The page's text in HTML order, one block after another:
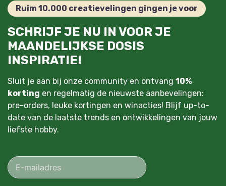
Ruim 10.000 creatievelingen gingen je voor
SCHRIJF JE NU IN VOOR JE
MAANDELIJKSE DOSIS
INSPIRATIE!
Sluit je aan bij onze community en ontvang 10%
korting en regelmatig de nieuwste aanbevelingen:
pre-orders, leuke kortingen en winacties! Blijf up-to-
date van de laatste trends en ontwikkelingen van jouw
liefste hobby.